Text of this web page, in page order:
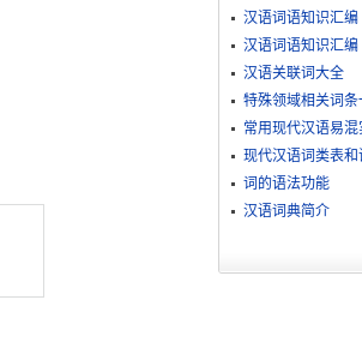
汉语词语知识汇编
汉语词语知识汇编
汉语关联词大全
特殊领域相关词条
常用现代汉语易混
现代汉语词类表和
词的语法功能
汉语词典简介